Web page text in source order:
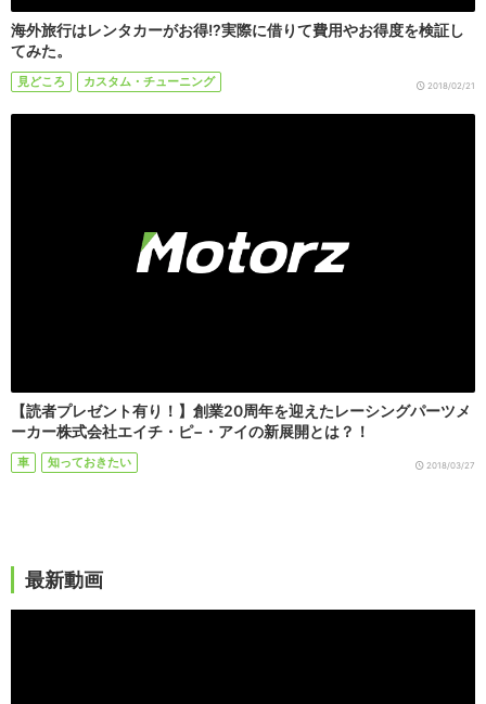
海外旅行はレンタカーがお得!?実際に借りて費用やお得度を検証し
てみた。
見どころ カスタム・チューニング 2018/02/21
【読者プレゼント有り！】創業20周年を迎えたレーシングパーツメ
ーカー株式会社エイチ・ピ−・アイの新展開とは？！
車 知っておきたい 2018/03/27
最新動画